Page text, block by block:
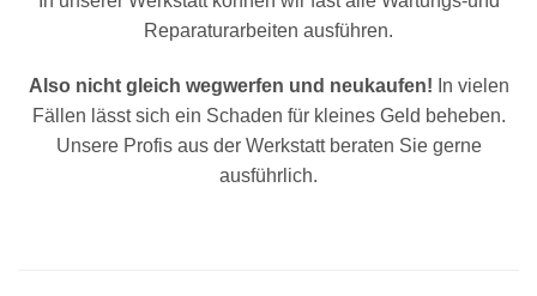
Reparaturarbeiten ausführen.
Also nicht gleich wegwerfen und neukaufen! In vielen
Fällen lässt sich ein Schaden für kleines Geld beheben.
Unsere Profis aus der Werkstatt beraten Sie gerne
ausführlich.